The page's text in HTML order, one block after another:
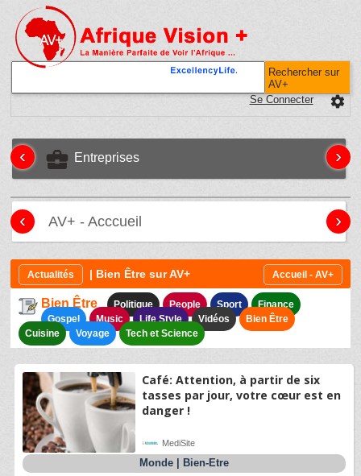
Rechercher sur
AV+
settings
Se Connecter
business_center Entreprises
‹ ›
AV+ - Acccueil
‹ ›
Actualités | Bien Être sur AV+ Accueil - AV+
Bien Être Politique People Sport
Finance
Gospel
Music Life Style Vidéos
Bien Être
Cuisine
Voyage Tech et Science
Café: Attention, à partir de six
tasses par jour, votre cœur est en
danger !
MediSite
Monde| Bien-Etre